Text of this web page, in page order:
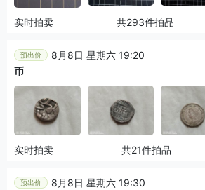
实时拍卖 共293件拍品
预出价
8月8日 星期六 19:20
币
实时拍卖 共21件拍品
预出价
8月8日 星期六 19:30